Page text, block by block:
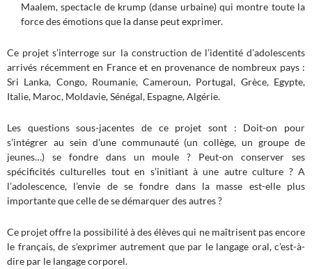
Maalem, spectacle de krump (danse urbaine) qui montre toute la
force des émotions que la danse peut exprimer.
Ce projet s’interroge sur la construction de l’identité d’adolescents
arrivés récemment en France et en provenance de nombreux pays :
Sri Lanka, Congo, Roumanie, Cameroun, Portugal, Grèce, Egypte,
Italie, Maroc, Moldavie, Sénégal, Espagne, Algérie.
Les questions sous-jacentes de ce projet sont : Doit-on pour
s’intégrer au sein d’une communauté (un collège, un groupe de
jeunes…) se fondre dans un moule ? Peut-on conserver ses
spécificités culturelles tout en s’initiant à une autre culture ? A
l’adolescence, l’envie de se fondre dans la masse est-elle plus
importante que celle de se démarquer des autres ?
Ce projet offre la possibilité à des élèves qui ne maîtrisent pas encore
le français, de s’exprimer autrement que par le langage oral, c’est-à-
dire par le langage corporel.